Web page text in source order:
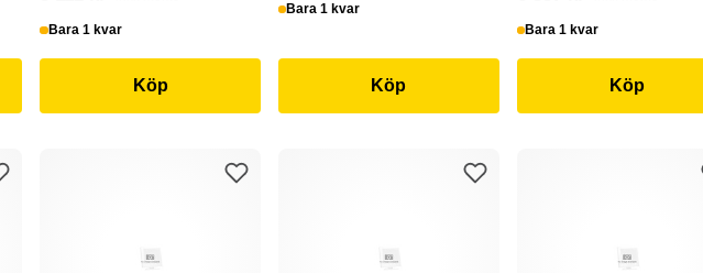
Bara 1 kvar
Köp
Bara 1 kvar
Köp
Bara 1 kvar
Köp